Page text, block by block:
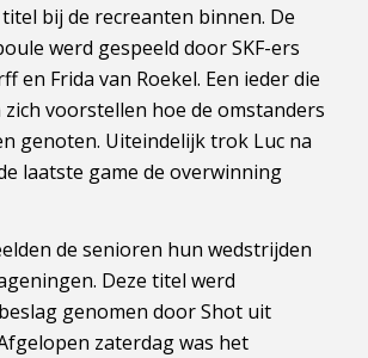
bij de recreanten binnen. De
werd gespeeld door SKF-ers
en Frida van Roekel. Een ieder die
zich voorstellen hoe de omstanders
genoten. Uiteindelijk trok Luc na
laatste game de overwinning
de senioren hun wedstrijden
Deze titel werd
genomen door Shot uit
zaterdag was het